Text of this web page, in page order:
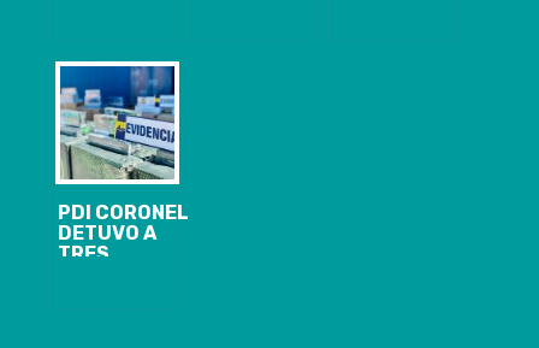
ACUMULADOS
Y 1.816
ACTIVOS DE
COVID-19
PDI CORONEL
DETUVO A
TRES